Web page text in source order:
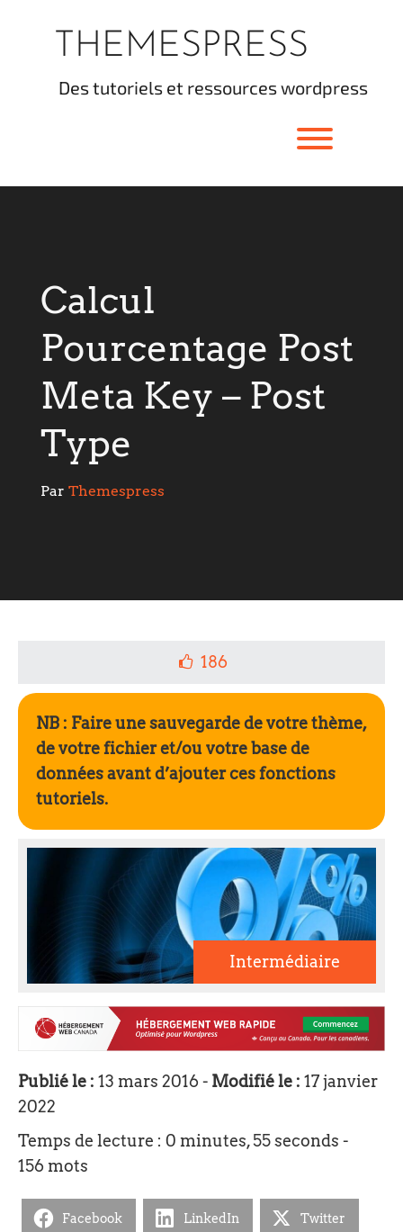
THEMESPRESS
des tutoriels et ressources wordpress
Calcul
Pourcentage Post
Meta Key – Post
Type
Par Themespress
186
NB : Faire une sauvegarde de votre thème,
de votre fichier et/ou votre base de
données avant d’ajouter ces fonctions
tutoriels.
Intermédiaire
Publié le : 13 mars 2016 - Modifié le : 17 janvier
2022
Temps de lecture : 0 minutes, 55 seconds -
156 mots
Facebook LinkedIn Twitter